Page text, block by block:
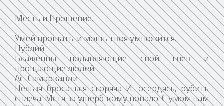
Месть и Прощение.
Умей прощать, и мощь твоя умножится.
Публий
Блаженны подавляющие свой гнев и
прощающие людей.
Ас-Самарканди
Нельзя бросаться сгоряча И, осердясь, рубить
сплеча, Мстя за ущерб кому попало. С умом нам